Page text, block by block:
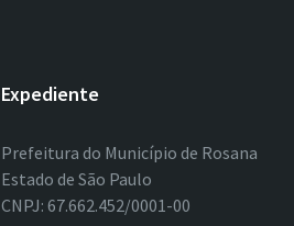
Expediente
Prefeitura do Município de Rosana
Estado de São Paulo
CNPJ: 67.662.452/0001-00